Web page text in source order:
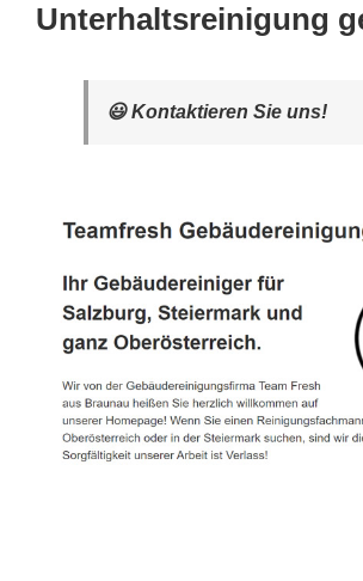
Unterhaltsreinigung
😃 Kontaktieren Sie uns!